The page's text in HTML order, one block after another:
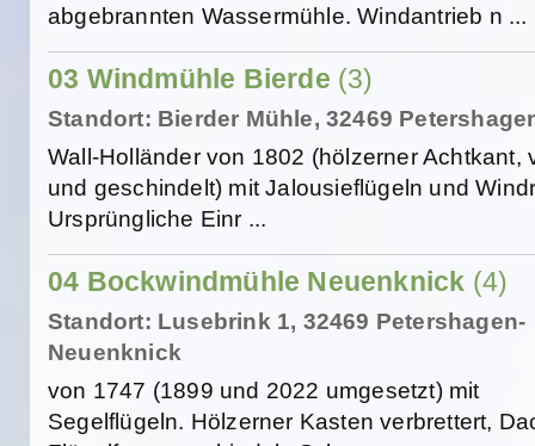
abgebrannten Wassermühle. Windantrieb n ...
03 Windmühle Bierde (3)
Standort: Bierder Mühle, 32469
Wall-Holländer von 1802 (hölzerner Achtkant,
und geschindelt) mit Jalousieflügeln und
Ursprüngliche Einr ...
04 Bockwindmühle Neuenknick (4)
Standort: Lusebrink 1, 32469 Petershagen-
Neuenknick
von 1747 (1899 und 2022 umgesetzt) mit
Segelflügeln. Hölzerner Kasten verbrettert,